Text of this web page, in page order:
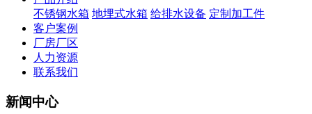
不锈钢水箱 地埋式水箱 给排水设备 定制加工件
客户案例
厂房厂区
人力资源
联系我们
新闻中心